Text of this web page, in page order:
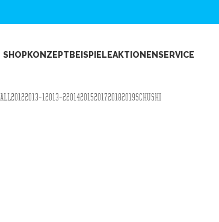
SHOPKONZEPT BEISPIELEAKTIONENSERVICE
ALL 20122013-1 2013-220142015201720182019SCHUSHI